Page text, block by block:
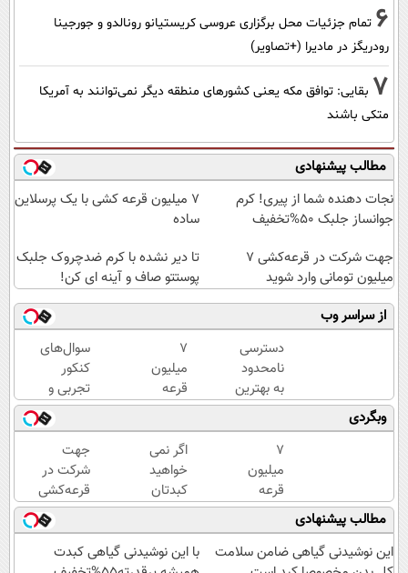
6 تمام جزئیات محل برگزاری عروسی کریستیانو رونالدو و جورجینا
رودریگز در مادیرا (+تصاویر)
7 بقایی: توافق مکه یعنی کشورهای منطقه دیگر نمی‌توانند به آمریکا
متکی باشند
مطالب پیشنهادی
نجات دهنده شما از پیری! کرم
جوانساز جلبک 50%تخفیف
7 میلیون قرعه کشی با یک پرسلاین
ساده
جهت شرکت در قرعه‌کشی ۷
میلیون تومانی وارد شوید
تا دیر نشده با کرم ضدچروک جلبک
پوستتو صاف و آینه ای کن!
از سراسر وب
دسترسی
نامحدود
به بهترین
آموزش‌ها
تا روز
کنکور
7
میلیون
قرعه
کشی با
یک
پرسلاین
ساده
سوال‌های
کنکور
تجربی و
ریاضی در
پکیج ماز
وبگردی
7
میلیون
قرعه
کشی با
یک
پرسلاین
اگر نمی
خواهید
کبدتان
چرب
شود این
نوشیدنی
جهت
شرکت در
قرعه‌کشی
۷ میلیون
تومانی
وارد شوید
مطالب پیشنهادی
این نوشیدنی گیاهی ضامن سلامت
با این نوشیدنی گیاهی کبدت